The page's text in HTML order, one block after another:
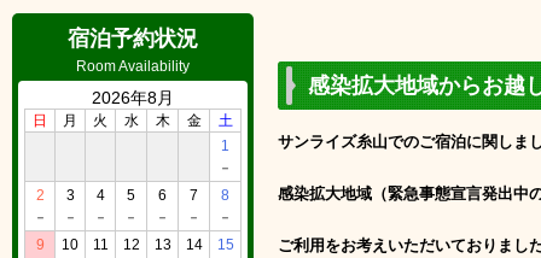
宿泊予約状況
Room Availability
2026年8月
日 月 火 水 木 金
土
1
－
2
－
3
－
4
－
5
－
6
－
7
－
8
－
9 10 11 12 13 14 15
感染拡大地域からお越
サンライズ糸山でのご宿泊に関しま
感染拡大地域（緊急事態宣言発出中
ご利用をお考えいただいておりまし